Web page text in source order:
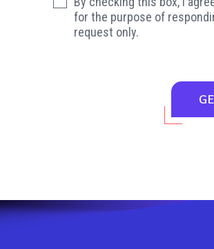
for the purpose of
request only.